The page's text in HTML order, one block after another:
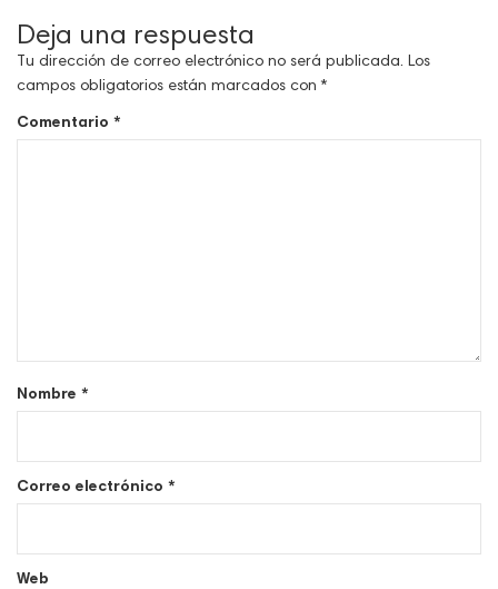
Deja una respuesta
Tu dirección de correo electrónico no será publicada. Los
campos obligatorios están marcados con *
Comentario *
Nombre *
Correo electrónico *
Web